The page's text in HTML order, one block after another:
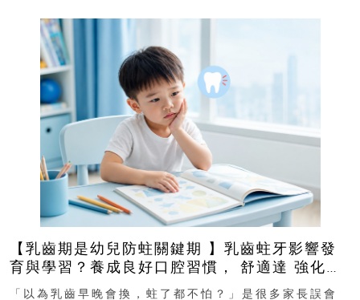
【乳齒期是幼兒防蛀關鍵期 】乳齒蛀牙影響發
育與學習？養成良好口腔習慣， 舒適達 強化琺
瑯質 兒童牙膏防護指南
「以為乳齒早晚會換，蛀了都不怕？」是很多家長誤會